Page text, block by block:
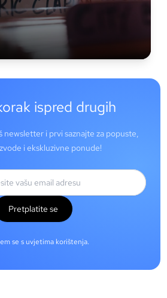
ispred drugih
newsletter i prvi saznajte za popuste,
i ekskluzivne ponude!
Pretplatite se
se s uvjetima korištenja.